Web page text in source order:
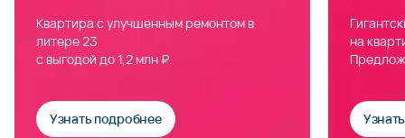
Квартира с улучшенным ремонтом в
литере 23
с выгодой до 1,2 млн ₽.
Узнать подробнее
на